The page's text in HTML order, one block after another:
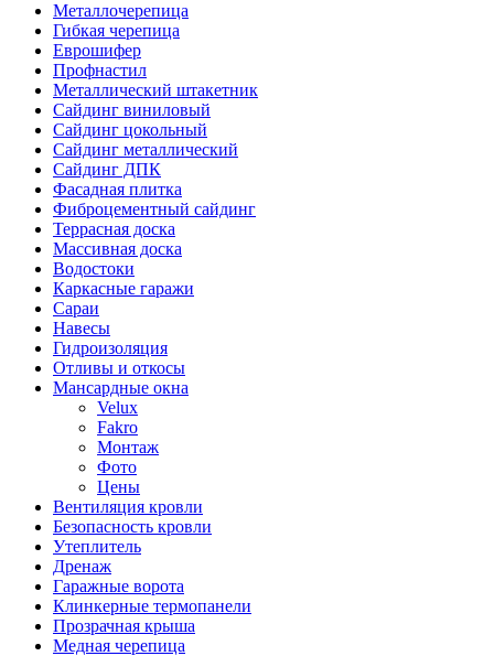
Металлочерепица
Гибкая черепица
Еврошифер
Профнастил
Металлический штакетник
Сайдинг виниловый
Сайдинг цокольный
Сайдинг металлический
Сайдинг ДПК
Фасадная плитка
Фиброцементный сайдинг
Террасная доска
Массивная доска
Водостоки
Каркасные гаражи
Сараи
Навесы
Гидроизоляция
Отливы и откосы
Мансардные окна
Velux
Fakro
Монтаж
Фото
Цены
Вентиляция кровли
Безопасность кровли
Утеплитель
Дренаж
Гаражные ворота
Клинкерные термопанели
Прозрачная крыша
Медная черепица